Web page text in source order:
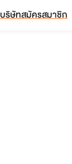
บริษัทสมัครสมาชิก